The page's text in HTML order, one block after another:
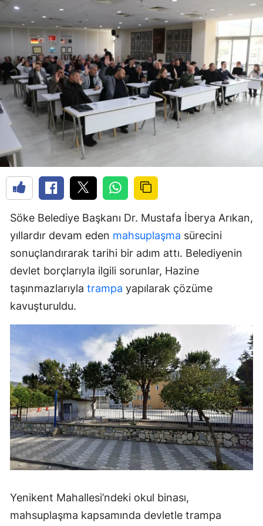
Söke Belediye Başkanı Dr. Mustafa İberya Arıkan,
yıllardır devam eden mahsuplaşma sürecini
sonuçlandırarak tarihi bir adım attı. Belediyenin
devlet borçlarıyla ilgili sorunlar, Hazine
taşınmazlarıyla trampa yapılarak çözüme
kavuşturuldu.
Yenikent Mahallesi’ndeki okul binası,
mahsuplaşma kapsamında devletle trampa